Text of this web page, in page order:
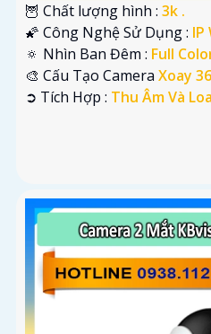
🦉 Chất lượng hình : 3k .
🌠 Công Nghệ Sử Dụng : IP
🔅 Nhìn Ban Đêm : Full
🎨 Cấu Tạo Camera Xoay
️➲ Tích Hợp : Thu Âm Và